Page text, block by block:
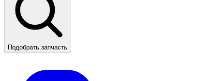
Подобрать запчасть